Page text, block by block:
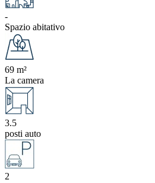
-
Spazio abitativo
69 m²
La camera
3.5
posti auto
2